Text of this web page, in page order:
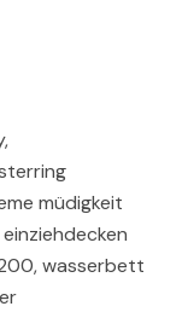
müdigkeit
wasserbett